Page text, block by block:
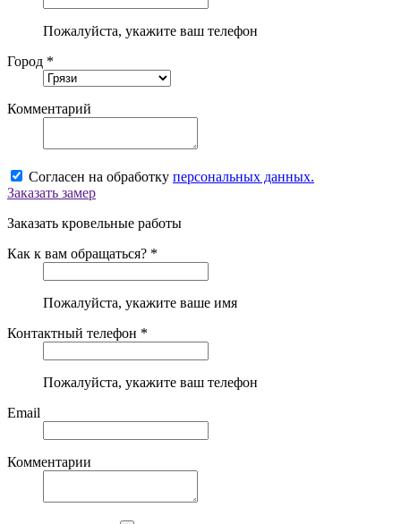
Пожалуйста, укажите ваш телефон
Город *
Комментарий
Согласен на обработку персональных данных.
Заказать замер
Заказать кровельные работы
Как к вам обращаться? *
Пожалуйста, укажите ваше имя
Контактный телефон *
Пожалуйста, укажите ваш телефон
Email
Комментарии